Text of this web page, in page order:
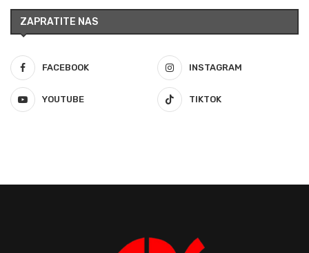
ZAPRATITE NAS
FACEBOOK INSTAGRAM
YOUTUBE TIKTOK